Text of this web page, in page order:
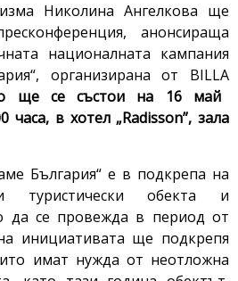
Николина Ангелкова ще
анонсираща
националната кампания
организирана от BILLA
ще се състои на 16 май
часа, в хотел „Radisson”, зала
България“ е в подкрепа на
туристически обекта и
да се провежда в период от
инициативата ще подкрепя
имат нужда от неотложна